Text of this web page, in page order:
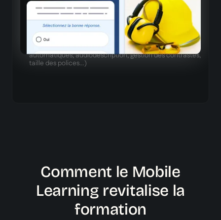
Chargement et lecture optimisés pour la bande
passante mobile
Accessibilité
Adaptation aux standards WCAG (sous-titres
automatiques, audiodescription, gestion des contrastes,
taille des polices…)
Comment le Mobile
Learning revitalise la
formation